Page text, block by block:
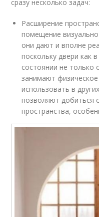
сразу несколько задач:
Расширение
помещение
они дают и вполне
поскольку двери как
состоянии не только
занимают
использовать в
позволяют добиться
пространства,